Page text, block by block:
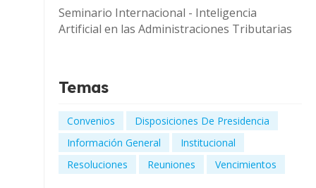
Seminario Internacional - Inteligencia
Artificial en las Administraciones Tributarias
Temas
Convenios
Disposiciones De Presidencia
Información General
Institucional
Resoluciones
Reuniones Vencimientos